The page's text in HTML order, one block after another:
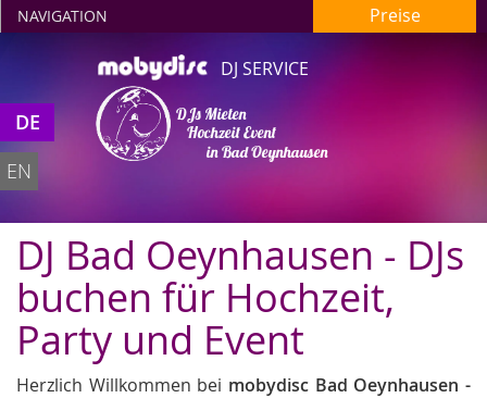
DJ SERVICE
DJs Mieten
Hochzeit Event
in Bad Oeynhausen
NAVIGATION Preise
DE
EN
DJ Bad Oeynhausen - DJs
buchen für Hochzeit,
Party und Event
Herzlich Willkommen bei mobydisc Bad Oeynhausen -